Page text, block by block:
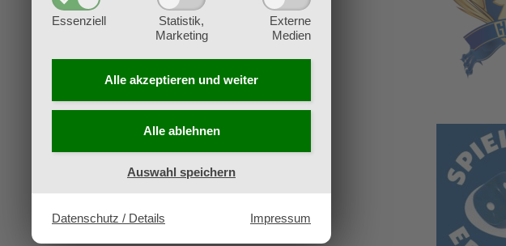
Essenziell
Statistik,
Marketing
Externe
Medien
Alle akzeptieren und weiter
Alle ablehnen
Auswahl speichern
Datenschutz / Details Impressum